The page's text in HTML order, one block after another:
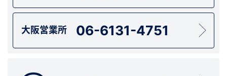
大阪営業所 06-6131-4751